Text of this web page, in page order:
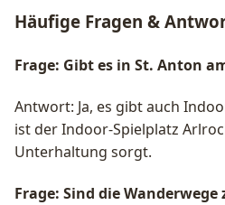
Häufige Fragen &
Frage: Gibt es in St. Anton
Antwort: Ja, es gibt auch
ist der Indoor-Spielplatz
Unterhaltung sorgt.
Frage: Sind die